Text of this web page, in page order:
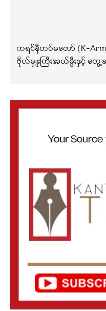
ကရင်နီတပ်မတော် (K-
ဗိုလ်မှူးကြီးအယ်မွီးနှင့် တွေ့ဆုံ